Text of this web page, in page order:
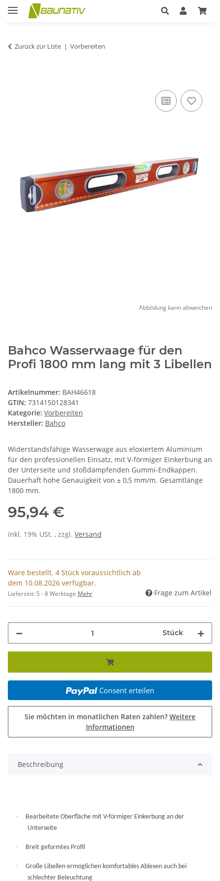
Zurück zur Liste Vorbereiten
Abbildung kann abweichen
Bahco Wasserwaage für den
Profi 1800 mm lang mit 3 Libellen
Artikelnummer: BAH46618
GTIN: 7314150128341
Kategorie: Vorbereiten
Hersteller: Bahco
Widerstandsfähige Wasserwage aus eloxiertem Aluminium
für den professionellen Einsatz, mit V-förmiger Einkerbung an
der Unterseite und stoßdämpfenden Gummi-Endkappen.
Dauerhaft hohe Genauigkeit von ± 0,5 mm/m. Gesamtlänge
1800 mm.
95,94 €
inkl. 19% USt. , zzgl. Versand
Ware bestellt. 4 Stück voraussichtlich ab
dem 10.08.2026 verfügbar.
Lieferzeit: 5 - 8 Werktage Mehr Frage zum Artikel
Stück
Consent erteilen
Sie möchten in monatlichen Raten zahlen? Weitere
Informationen
Beschreibung
·
Bearbeitete Oberfläche mit V-förmiger Einkerbung an der
Unterseite
· Breit geformtes Profil
·
Große Libellen ermöglichen komfortables Ablesen auch bei
schlechter Beleuchtung